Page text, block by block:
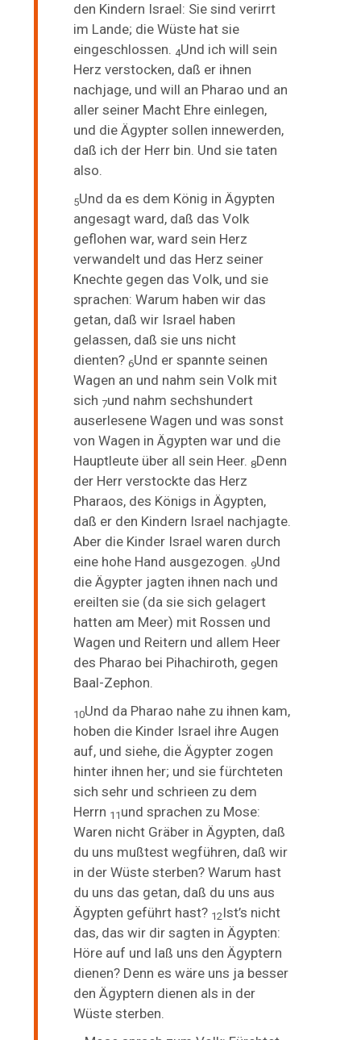
den Kindern Israel: Sie sind verirrt
im Lande; die Wüste hat sie
eingeschlossen. 4Und ichwill sein
Herz verstocken, daß er ihnen
nachjage, und will an Pharao und an
aller seiner Macht Ehre einlegen,
und die Ägypter sollen innewerden,
daß ich der Herr bin. Und sie taten
also.
5Und da es dem König in Ägypten
angesagt ward, daß das Volk
geflohen war, ward sein Herz
verwandelt und das Herz seiner
Knechte gegen das Volk, und sie
sprachen: Warum haben wir das
getan, daß wir Israel haben
gelassen, daß sie uns nicht
dienten?6Und er spannte seinen
Wagen an und nahm sein Volk mit
sich 7und nahm sechshundert
auserlesene Wagen und was sonst
von Wagen in Ägypten war und die
Hauptleute über all sein Heer.8Denn
der Herr verstockte das Herz
Pharaos, des Königs in Ägypten,
daß er den Kindern Israel nachjagte.
Aber die Kinder Israel waren durch
eine hohe Hand ausgezogen. 9Und
die Ägypter jagten ihnen nach und
ereilten sie (da sie sich gelagert
hatten am Meer) mit Rossen und
Wagen und Reitern und allem Heer
des Pharao bei Pihachiroth, gegen
Baal-Zephon.
10Und da Pharao nahe zu ihnen kam,
hoben die Kinder Israel ihre Augen
auf, und siehe, die Ägypter zogen
hinter ihnen her; und sie fürchteten
sich sehr und schrieen zu dem
Herrn 11 und sprachen zu Mose:
Waren nicht Gräber in Ägypten, daß
du uns mußtest wegführen, daß wir
in der Wüste sterben? Warum hast
du uns das getan, daß du uns aus
Ägypten geführt hast? 12Ist’s nicht
das, das wir dir sagten in Ägypten:
Höre auf und laß uns den Ägyptern
dienen? Denn es wäre uns ja besser
den Ägyptern dienen als in der
Wüste sterben.